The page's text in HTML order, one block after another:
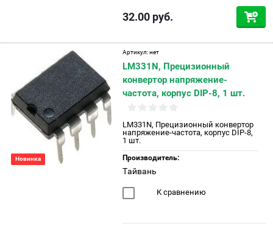
32.00 руб.
Новинка
Артикул:нет
LM331N, Прецизионный
конвертор напряжение-
частота, корпус DIP-8, 1 шт.
LM331N, Прецизионный конвертор
напряжение-частота, корпус DIP-8,
1 шт.
Производитель:
Тайвань
К сравнению